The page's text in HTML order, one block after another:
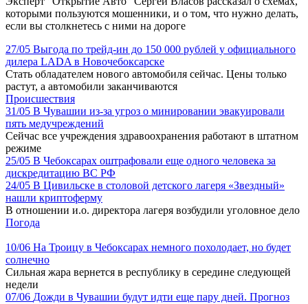
которыми пользуются мошенники, и о том, что нужно делать,
если вы столкнетесь с ними на дороге
27/05 Выгода по трейд-ин до 150 000 рублей у официального
дилера LADA в Новочебоксарске
Стать обладателем нового автомобиля сейчас. Цены только
растут, а автомобили заканчиваются
Происшествия
31/05 В Чувашии из-за угроз о минировании эвакуировали
пять медучреждений
Сейчас все учреждения здравоохранения работают в штатном
режиме
25/05 В Чебоксарах оштрафовали еще одного человека за
дискредитацию ВС РФ
24/05 В Цивильске в столовой детского лагеря «Звездный»
нашли криптоферму
В отношении и.о. директора лагеря возбудили уголовное дело
Погода
10/06 На Троицу в Чебоксарах немного похолодает, но будет
солнечно
Сильная жара вернется в республику в середине следующей
недели
07/06 Дожди в Чувашии будут идти еще пару дней. Прогноз